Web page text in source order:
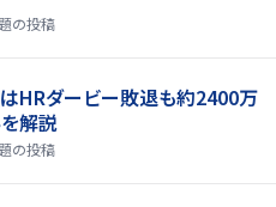
の投稿
はHRダービー敗退も約2400万
解説
の投稿